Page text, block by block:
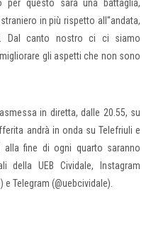
per questo sarà una battaglia,
in più rispetto all''andata,
Dal canto nostro ci ci siamo
gli aspetti che non sono
in diretta, dalle 20.55, su
andrà in onda su Telefriuli e
alla fine di ogni quarto saranno
della UEB Cividale, Instagram
e Telegram (@uebcividale).